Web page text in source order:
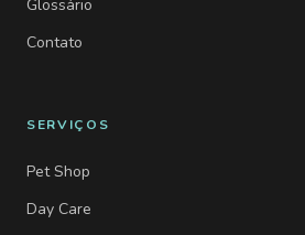
Glossário
Contato
SERVIÇOS
Pet Shop
Day Care